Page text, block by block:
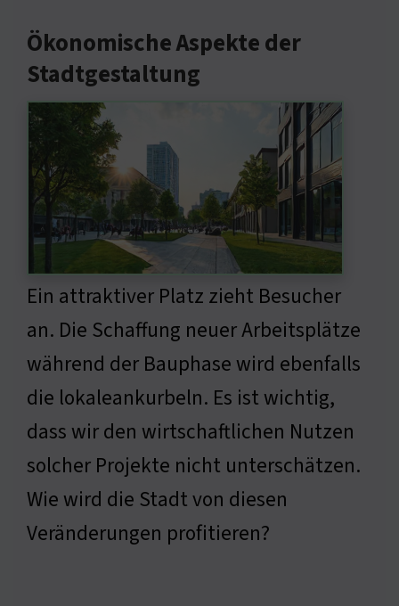
Ökonomische Aspekte der
Stadtgestaltung
Ein attraktiver Platz zieht Besucher
an. Die Schaffung neuer Arbeitsplätze
während der Bauphase wird ebenfalls
die lokaleankurbeln. Es ist wichtig,
dass wir den wirtschaftlichen Nutzen
solcher Projekte nicht unterschätzen.
Wie wird die Stadt von diesen
Veränderungen profitieren?